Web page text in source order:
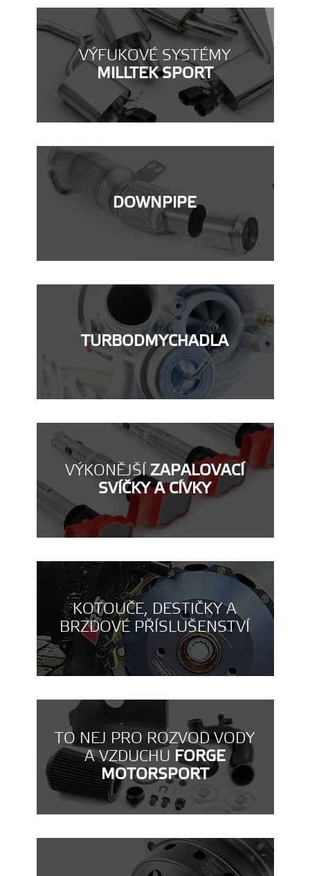
VÝFUKOVÉ SYSTÉMY
MILLTEK SPORT
DOWNPIPE
TURBODMYCHADLA
VÝKONĚJŠÍZAPALOVACÍ
SVÍČKY A CÍVKY
KOTOUČE, DESTIČKY A
BRZDOVÉ PŘÍSLUŠENSTVÍ
TO NEJ PRO ROZVOD VODY
A VZDUCHU FORGE
MOTORSPORT